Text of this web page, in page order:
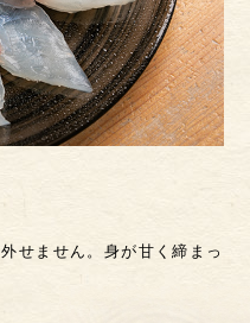
せません。 身が甘く締まっ